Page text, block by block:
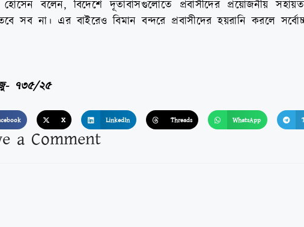
বলেন, বিদেশে দূতাবাসগুলোতে প্রবাসীদের প্রয়োজনীয়
সব না। এর বাইরেও বিমান বন্দরে প্রবাসীদের হয়রানি করলে
৭৩৫/২৫
X LinkedIn Threads WhatsApp
a Comment